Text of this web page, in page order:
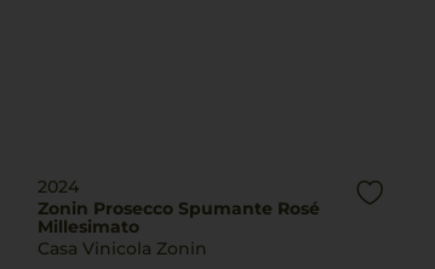
2024
Zonin Prosecco Spumante Rosé
Millesimato
Casa Vinicola Zonin